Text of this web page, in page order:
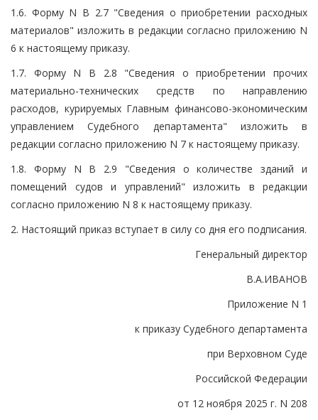
1.6. Форму N В 2.7 "Сведения о приобретении расходных
материалов" изложить в редакции согласно приложению N
6 к настоящему приказу.
1.7. Форму N В 2.8 "Сведения о приобретении прочих
материально-технических средств по направлению
расходов, курируемых Главным финансово-экономическим
управлением Судебного департамента" изложить в
редакции согласно приложению N 7 к настоящему приказу.
1.8. Форму N В 2.9 "Сведения о количестве зданий и
помещений судов и управлений" изложить в редакции
согласно приложению N 8 к настоящему приказу.
2. Настоящий приказ вступает в силу со дня его подписания.
Генеральный директор
В.А.ИВАНОВ
Приложение N 1
к приказу Судебного департамента
при Верховном Суде
Российской Федерации
от 12 ноября 2025 г. N 208